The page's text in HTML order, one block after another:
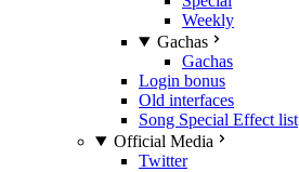
Weekly
Gachas
Gachas
Login bonus
Old interfaces
Song Special Effect list
Official Media
Twitter